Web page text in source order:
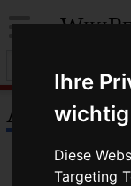
Ihre
wichtig
Diese
Targeting
Anmelden